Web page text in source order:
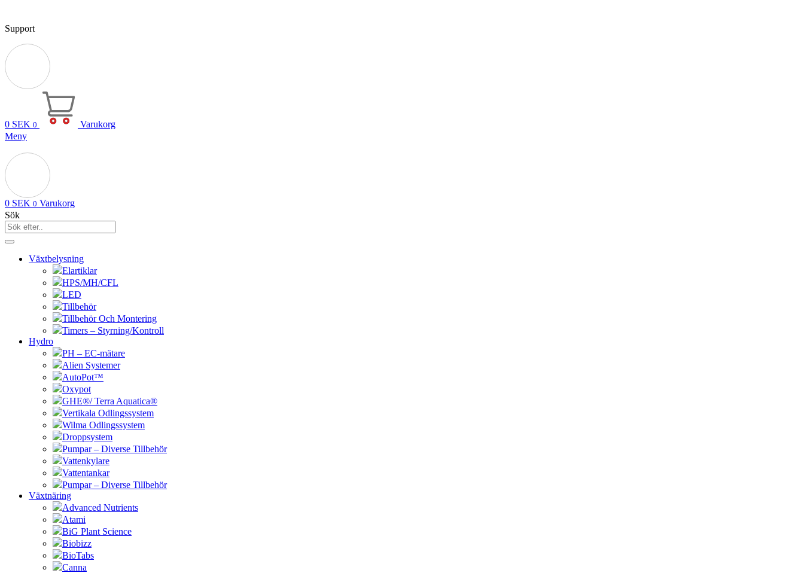
Support
0 SEK 0
Varukorg
Meny
0 SEK 0 Varukorg
Sök
Växtbelysning
Elartiklar
HPS/MH/CFL
LED
Tillbehör
Tillbehör Och Montering
Timers – Styrning/Kontroll
Hydro
PH – EC-mätare
Alien Systemer
AutoPot™
Oxypot
GHE®/ Terra Aquatica®
Vertikala Odlingssystem
Wilma Odlingssystem
Droppsystem
Pumpar – Diverse Tillbehör
Vattenkylare
Vattentankar
Pumpar – Diverse Tillbehör
Växtnäring
Advanced Nutrients
Atami
BiG Plant Science
Biobizz
BioTabs
Canna